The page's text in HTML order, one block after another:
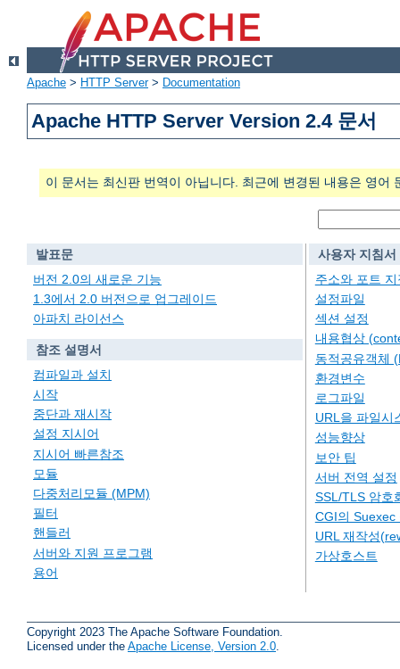
Apache > HTTP Server> Documentation
Apache HTTP Server Version 2.4 문서
이 문서는 최신판 번역이 아닙니다. 최근에 변경된 내용은 영어
발표문
버전 2.0의 새로운 기능
1.3에서 2.0 버전으로 업그레이드
아파치 라이선스
참조 설명서
컴파일과 설치
시작
중단과 재시작
설정 지시어
지시어 빠른참조
모듈
다중처리모듈 (MPM)
필터
핸들러
서버와 지원 프로그램
용어
사용자 지침서
주소와 포트 지
설정파일
섹션 설정
내용협상
동적공유객체
환경변수
로그파일
URL을 파일시
성능향상
보안 팁
서버 전역 설정
SSL/TLS 암호
CGI의 Suexec
URL 재작성
가상호스트
Copyright 2023 The Apache Software Foundation.
Licensed under the Apache License, Version 2.0